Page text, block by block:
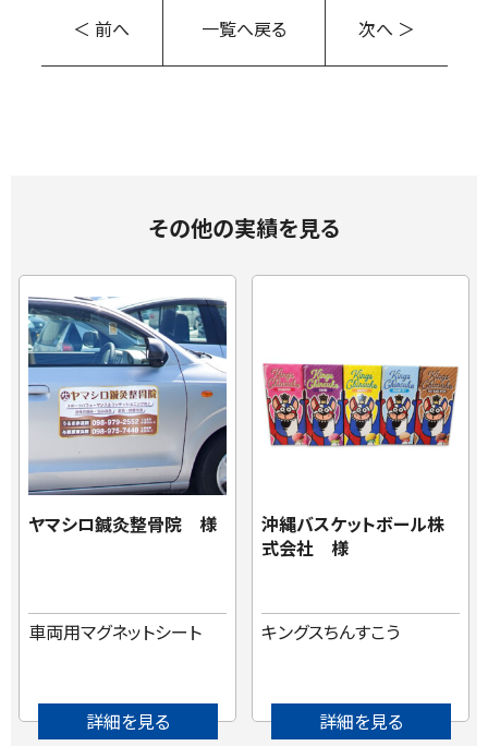
＜ 前へ 一覧へ戻る 次へ ＞
その他の実績を見る
ヤマシロ鍼灸整骨院 様
車両用マグネットシート
詳細を見る
沖縄バスケットボール株
式会社 様
キングスちんすこう
詳細を見る